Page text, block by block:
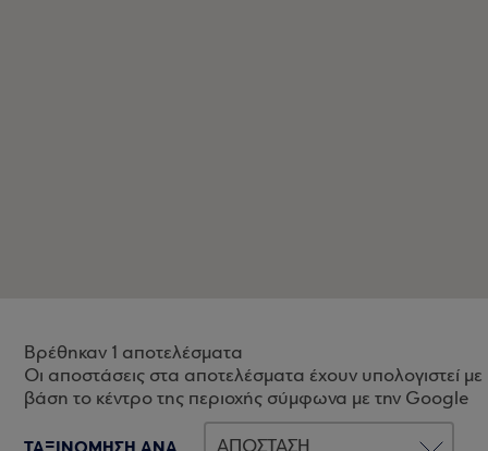
Βρέθηκαν 1 αποτελέσματα
Οι αποστάσεις στα αποτελέσματα έχουν υπολογιστεί με
βάση το κέντρο της περιοχής σύμφωνα με την Google